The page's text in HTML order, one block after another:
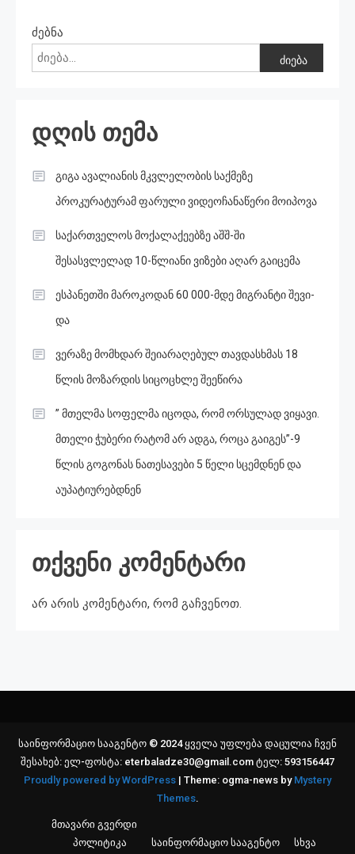
ძებნა
ძიება
დღის თემა
გიგა ავალიანის მკვლელობის საქმეზე
პროკურატურამ ფარული ვიდეოჩანაწერი მოიპოვა
საქართველოს მოქალაქეებზე აშშ-ში
შესასვლელად 10-წლიანი ვიზები აღარ გაიცემა
ესპანეთში მა­რო­კო­დან 60 000-მდე მიგ­რან­ტი შე­ვი­
და
ვერაზე მომხდარ შეიარაღებულ თავდასხმას 18
წლის მოზარდის სიცოცხლე შეეწირა
” მთელმა სოფელმა იცოდა, რომ ორსულად ვიყავი.
მთელი ჭუბერი რატომ არ ადგა, როცა გაიგეს”-9
წლის გოგონას ნათესავები 5 წელი სცემდნენ და
აუპატიურებდნენ
თქვენი კომენტარი
არ არის კომენტარი, რომ გაჩვენოთ.
საინფორმაციო სააგენტო © 2024 ყველა უფლება დაცულია ჩვენ
შესახებ: ელ-ფოსტა: eterbaladze30@gmail.com ტელ: 593156447
Proudly powered by WordPress | Theme: ogma-news by Mystery
Themes.
მთავარი გვერდი
პოლიტიკა
საინფორმაციო სააგენტო სხვა